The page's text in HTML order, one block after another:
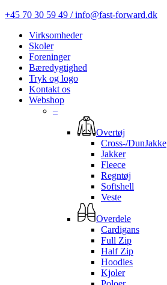
+45 70 30 59 49 / info@fast-forward.dk
Virksomheder
Skoler
Foreninger
Bæredygtighed
Tryk og logo
Kontakt os
Webshop
–
Overtøj
Cross-/DunJakke
Jakker
Fleece
Regntøj
Softshell
Veste
Overdele
Cardigans
Full Zip
Half Zip
Hoodies
Kjoler